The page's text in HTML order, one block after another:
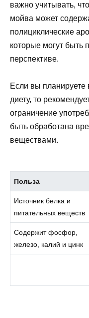
важно учитывать,
мойва может
полициклические
которые могут быть
перспективе.
Если вы планируете
диету, то
ограничение
быть обработана
веществами.
Польза
Источник белка и
питательных веществ
Содержит фосфор,
железо, калий и цинк